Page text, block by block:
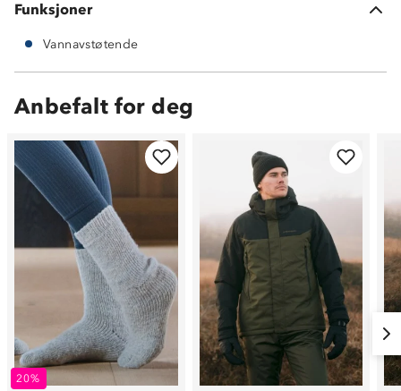
Funksjoner
Vannavstøtende
Anbefalt for deg
20%